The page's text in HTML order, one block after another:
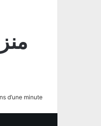
d’une minute